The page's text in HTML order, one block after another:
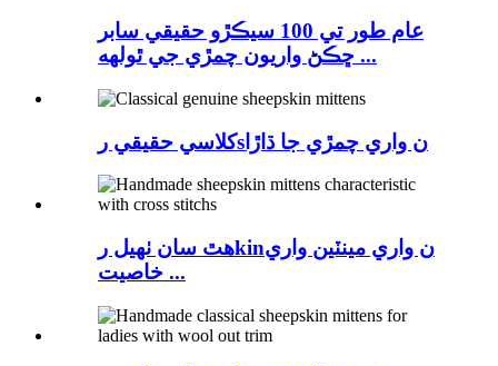
عام طور تي 100 سيڪڙو حقيقي سابر
ڇڪڻ واريون چمڙي جي ٿولهه ...
کلاسي حقيقي رsن واري چمڙي جا ڌاڙا
هٿ سان ٺهيل رkinن واري مينٽين واري
خاصيت ...